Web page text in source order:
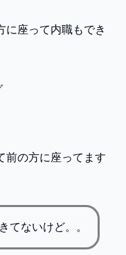
に座って内職もでき
前の方に座ってます
てないけど。。